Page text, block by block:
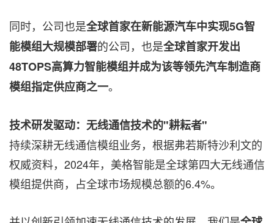
同时，公司也是全球首家在新能源汽车中实现5G智
能模组大规模部署的公司，也是全球首家开发出
48TOPS高算力智能模组并成为该等领先汽车制造商
模组指定供应商之一。
技术研发驱动：无线通信技术的"耕耘者"
持续深耕无线通信模组业务，根据弗若斯特沙利文的
权威资料，2024年，美格智能是全球第四大无线通信
模组提供商，占全球市场规模总额的6.4%。